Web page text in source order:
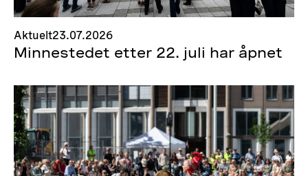
Aktuelt23.07.2026
Minnestedet etter 22. juli har åpnet